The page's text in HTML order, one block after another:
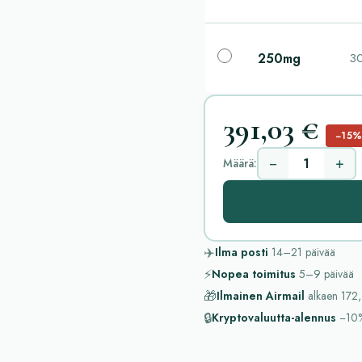
250mg
391,03 € −15%
Määrä: − +
✈️Ilma posti 14–21 päivää
⚡Nopea toimitus 5–9 päivää
🎁Ilmainen Airmail alkaen
🔒Kryptovaluutta-alennus